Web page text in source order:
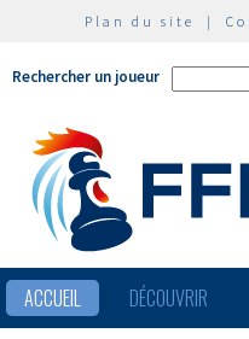
Plan du site |
Rechercher un joueur
ACCUEIL DÉCOUVRIR